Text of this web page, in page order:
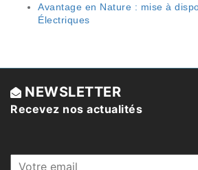
Avantage en Nature : mise à
Électriques
NEWSLETTER
Recevez nos actualités